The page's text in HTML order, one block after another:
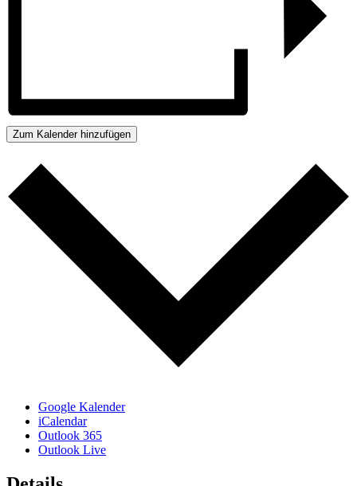
Zum Kalender hinzufügen
Google Kalender
iCalendar
Outlook 365
Outlook Live